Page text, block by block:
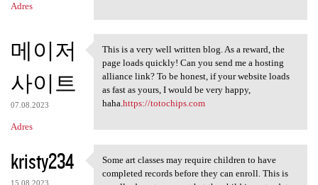
Adres
메이저
사이트
07.08.2023
Adres
This is a very well written
This is a very well written blog. As a reward, the
page loads quickly! Can you send me a hosting
alliance link? To be honest, if your website loads
as fast as yours, I would be very happy,
haha.https://totochips.com
kristy234
15.08.2023
Some art classes may require
Some art classes may require children to have
completed records before they can enroll. This is